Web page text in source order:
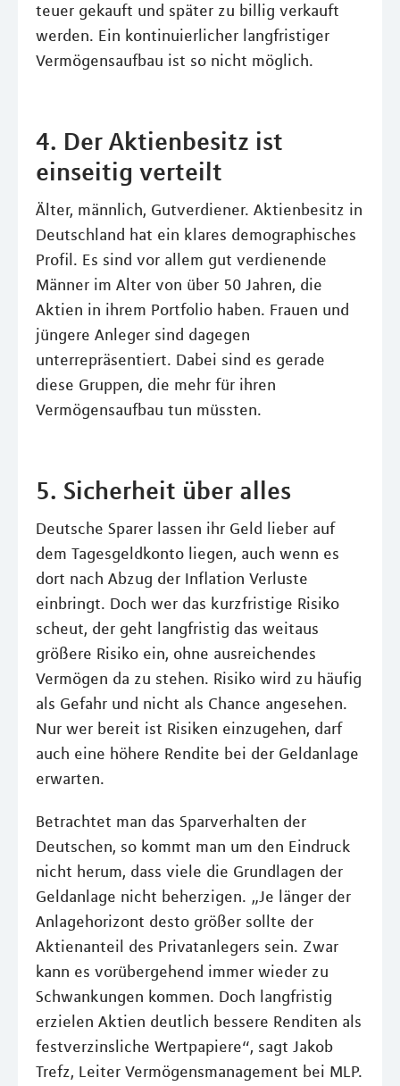
teuer gekauft und später zu billig verkauft
werden. Ein kontinuierlicher langfristiger
Vermögensaufbau ist so nicht möglich.
4. Der Aktienbesitz ist
einseitig verteilt
Älter, männlich, Gutverdiener. Aktienbesitz in
Deutschland hat ein klares demographisches
Profil. Es sind vor allem gut verdienende
Männer im Alter von über 50 Jahren, die
Aktien in ihrem Portfolio haben. Frauen und
jüngere Anleger sind dagegen
unterrepräsentiert. Dabei sind es gerade
diese Gruppen, die mehr für ihren
Vermögensaufbau tun müssten.
5. Sicherheit über alles
Deutsche Sparer lassen ihr Geld lieber auf
dem Tagesgeldkonto liegen, auch wenn es
dort nach Abzug der Inflation Verluste
einbringt. Doch wer das kurzfristige Risiko
scheut, der geht langfristig das weitaus
größere Risiko ein, ohne ausreichendes
Vermögen da zu stehen. Risiko wird zu häufig
als Gefahr und nicht als Chance angesehen.
Nur wer bereit ist Risiken einzugehen, darf
auch eine höhere Rendite bei der Geldanlage
erwarten.
Betrachtet man das Sparverhalten der
Deutschen, so kommt man um den Eindruck
nicht herum, dass viele die Grundlagen der
Geldanlage nicht beherzigen. „Je länger der
Anlagehorizont desto größer sollte der
Aktienanteil des Privatanlegers sein. Zwar
kann es vorübergehend immer wieder zu
Schwankungen kommen. Doch langfristig
erzielen Aktien deutlich bessere Renditen als
festverzinsliche Wertpapiere“, sagt Jakob
Trefz, Leiter Vermögensmanagement bei MLP.